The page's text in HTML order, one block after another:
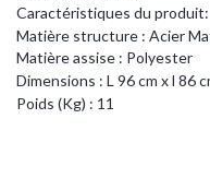
Caractéristiques du produit:
Matière structure : Acier
Matière assise : Polyester
Dimensions : L 96 cm x l 86
Poids (Kg) : 11